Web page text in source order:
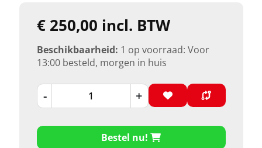
€ 250,00 incl. BTW
Beschikbaarheid: 1 op voorraad: Voor
13:00 besteld, morgen in huis
- +
Bestel nu!